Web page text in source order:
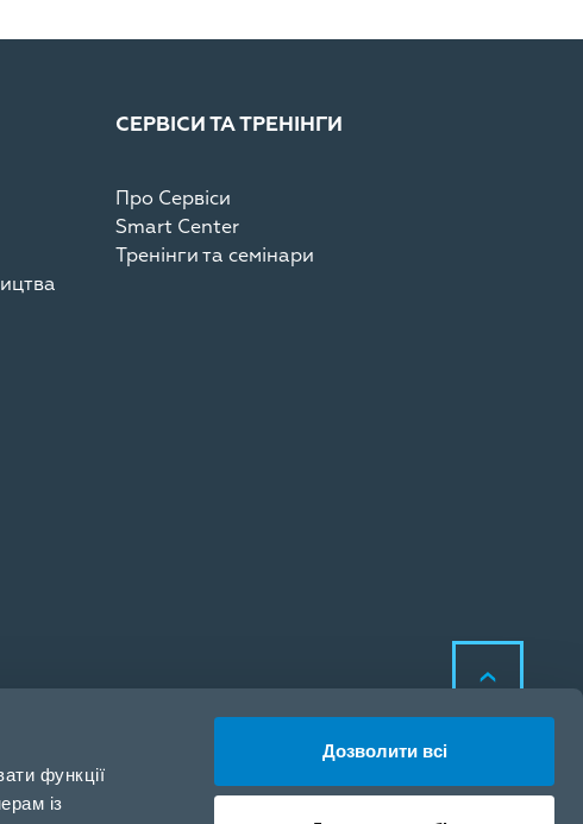
функції
із
Дозволити всі
СЕРВІСИ ТА ТРЕНІНГИ
Про Сервіси
Smart Center
Тренінги та семінари